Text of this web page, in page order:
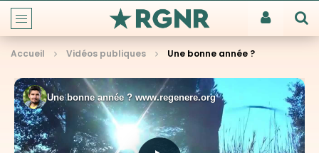
Accueil Vidéos publiques Une bonne année ?